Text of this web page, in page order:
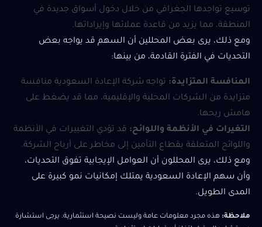
توسيع تواجدها الجغرافي من خلال دخول أسواق جديدة في
المنطقة، مما يزيد من قاعدة عملائها وإيراداتها.
ومع ذلك، يرى بعض المحللين أن السهم قد يواجه بعض
التحديات في الفترة القادمة، من بينها:
المنافسة المتزايدة: تواجه شركة الإعادة السعودية منافسة
متزايدة من الشركات المحلية والإقليمية، مما قد يضغط على
هامش ربحها.
التغيرات في الأنظمة واللوائح: قد تؤدي التغييرات في الأنظمة
واللوائح المتعلقة بقطاع التأمين إلى مخاطر على أرباح الشركة.
ومع ذلك، يرى المحللون أن العوامل الإيجابية تفوق التحديات،
وأن سهم الإعادة السعودية يمتلك إمكانيات نمو كبيرة على
المدى الطويل.
ملاحظة: هذه مجرد معلومات عامة وليست نصيحة استثمارية. يرجى استشارة